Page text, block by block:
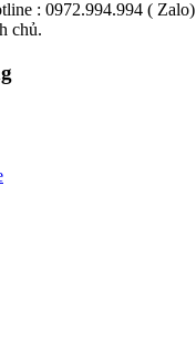
: 0972.994.994 ( Zalo)
chủ.